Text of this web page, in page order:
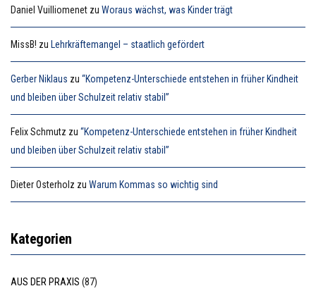
Daniel Vuilliomenet zu Woraus wächst, was Kinder trägt
MissB! zu Lehrkräftemangel – staatlich gefördert
Gerber Niklaus zu “Kompetenz-Unterschiede entstehen in früher Kindheit
und bleiben über Schulzeit relativ stabil”
Felix Schmutz zu “Kompetenz-Unterschiede entstehen in früher Kindheit
und bleiben über Schulzeit relativ stabil”
Dieter Osterholz zu Warum Kommas so wichtig sind
Kategorien
AUS DER PRAXIS (87)